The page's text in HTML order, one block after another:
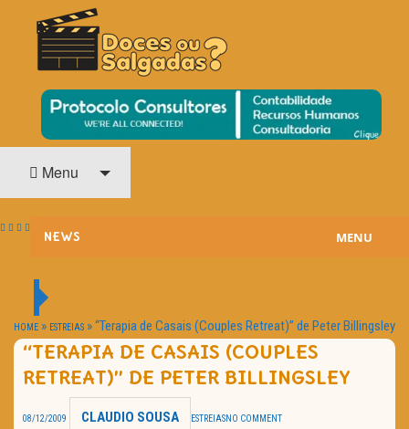
DOCES OU SALGADAS?
O Cinema? Uma Paixão!!
Menu
NEWS
PASSATEMPOS
HOME CINEMA
NOTA PESSOAL
MENU
HOME » ESTREIAS »“Terapia de Casais (Couples Retreat)” de Peter Billingsley
“TERAPIA DE CASAIS (COUPLES
RETREAT)” DE PETER BILLINGSLEY
08/12/2009 CLAUDIO SOUSA ESTREIASNO COMMENT